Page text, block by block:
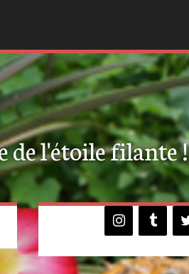
de l'étoile filante !